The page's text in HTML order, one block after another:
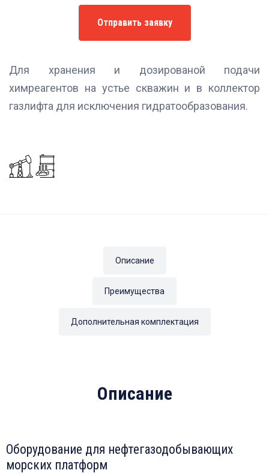
Отправить заявку
Для хранения и дозированой подачи
химреагентов на устье скважин и в коллектор
газлифта для исключения гидратообразования.
Описание
Преимущества
Дополнительная комплектация
Описание
Оборудование для нефтегазодобывающих
морских платформ